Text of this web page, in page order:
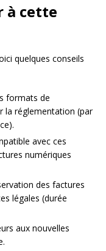
à cette
quelques conseils
formats de
la réglementation (par
avec ces
numériques
des factures
légales (durée
aux nouvelles